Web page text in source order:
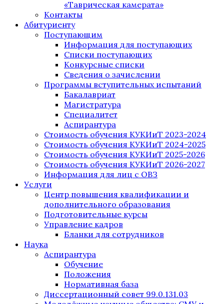
«Таврическая камерата»
Контакты
Абитуриенту
Поступающим
Информация для поступающих
Списки поступающих
Конкурсные списки
Сведения о зачислении
Программы вступительных испытаний
Бакалавриат
Магистратура
Специалитет
Аспирантура
Стоимость обучения КУКИиТ 2023-2024
Стоимость обучения КУКИиТ 2024-2025
Стоимость обучения КУКИиТ 2025-2026
Стоимость обучения КУКИиТ 2026-2027
Информация для лиц с ОВЗ
Услуги
Центр повышения квалификации и
дополнительного образования
Подготовительные курсы
Управление кадров
Бланки для сотрудников
Наука
Аспирантура
Обучение
Положения
Нормативная база
Диссертационный совет 99.0.131.03